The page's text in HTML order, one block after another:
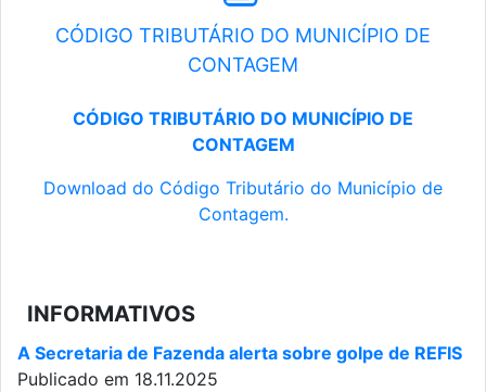
CÓDIGO TRIBUTÁRIO DO MUNICÍPIO DE
CONTAGEM
CÓDIGO TRIBUTÁRIO DO MUNICÍPIO DE
CONTAGEM
Download do Código Tributário do Município de
Contagem.
INFORMATIVOS
A Secretaria de Fazenda alerta sobre golpe de REFIS
Publicado em 18.11.2025